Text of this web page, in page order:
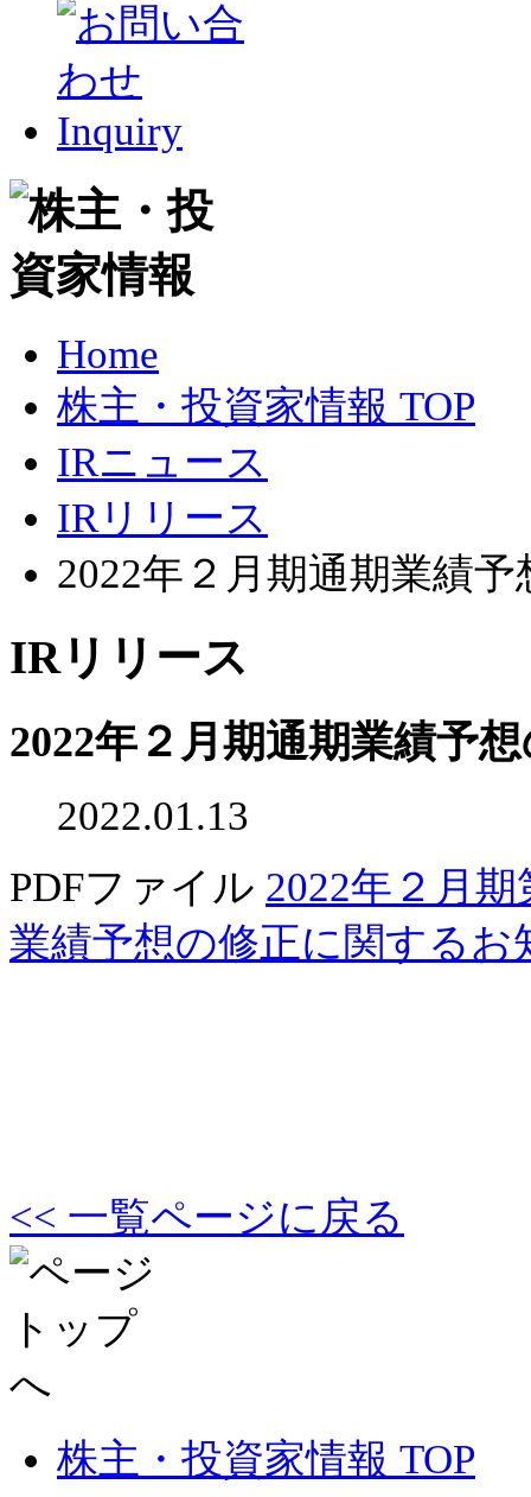
Home
株主・投資家情報 TOP
IRニュース
IRリリース
2022年２月期通期業績
IRリリース
2022年２月期通期業績予
2022.01.13
PDFファイル 2022年２月
業績予想の修正に関するお
<< 一覧ページに戻る
株主・投資家情報 TOP